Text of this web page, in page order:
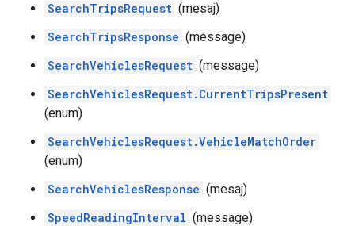
SearchTripsRequest (mesaj)
SearchTripsResponse (message)
SearchVehiclesRequest (message)
SearchVehiclesRequest.CurrentTripsPresent
(enum)
SearchVehiclesRequest.VehicleMatchOrder
(enum)
SearchVehiclesResponse (mesaj)
SpeedReadingInterval (message)